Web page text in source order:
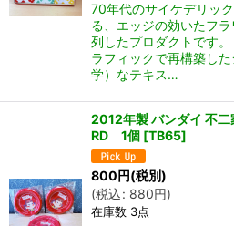
70年代のサイケデリッ
る、エッジの効いたフ
列したプロダクトです
ラフィックで再構築し
学）なテキス…
2012年製 バンダイ 不
RD 1個 [TB65]
800円(税別)
(税込: 880円)
在庫数 3点